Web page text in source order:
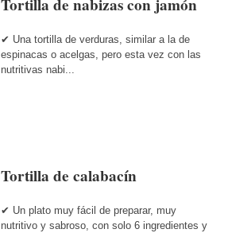
Tortilla de nabizas con jamón
✔ Una tortilla de verduras, similar a la de
espinacas o acelgas, pero esta vez con las
nutritivas nabi...
Tortilla de calabacín
✔ Un plato muy fácil de preparar, muy
nutritivo y sabroso, con solo 6 ingredientes y